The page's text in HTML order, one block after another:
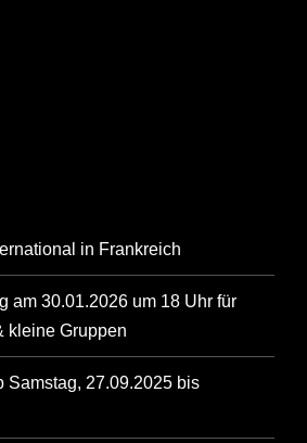
in Frankreich
am 30.01.2026 um 18 Uhr für
kleine Gruppen
Samstag, 27.09.2025 bis